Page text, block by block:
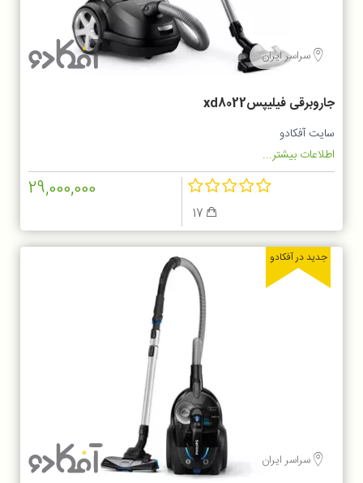
سراسر ایران
جاروبرقی فیلیپسxd8022
سایت آفکادو
اطلاعات بیشتر...
17
29,000,000
جدید در آفکادو
سراسر ایران